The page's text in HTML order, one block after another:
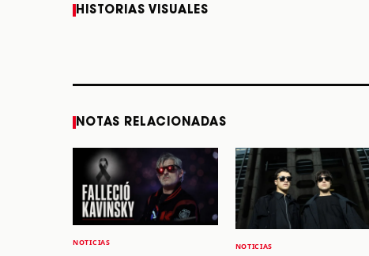
HISTORIAS VISUALES
Monterrey el próximo
NOTAS RELACIONADAS
NOTICIAS NOTICIAS